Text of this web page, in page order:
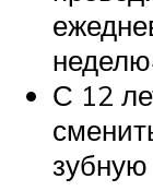
С 12
зубную